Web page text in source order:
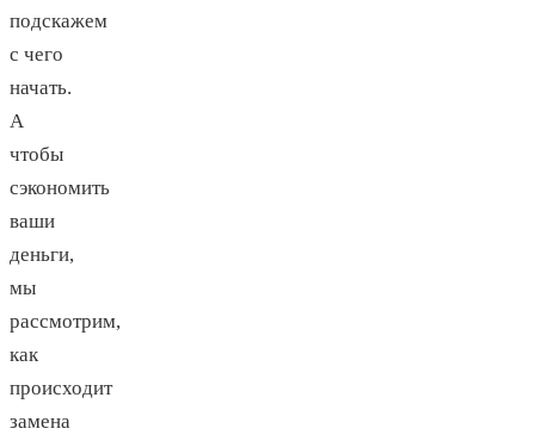
подскажем
с чего
начать.
А
чтобы
сэкономить
ваши
деньги,
мы
рассмотрим,
как
происходит
замена